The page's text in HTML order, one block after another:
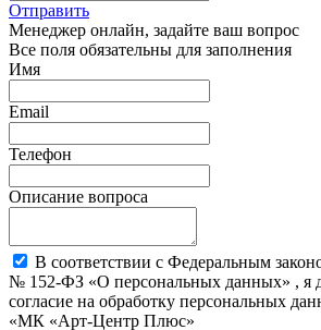
Отправить
Менеджер онлайн, задайте ваш вопрос
Все поля обязательны для заполнения
Имя
Email
Телефон
Описание вопроса
В соответствии с Федеральным
№ 152-ФЗ «О персональных данных» , я
согласие на обработку персональных
«МК «Арт-Центр Плюс»